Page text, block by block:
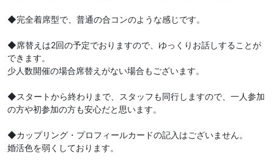
◆完全着席型で、普通の合コンのような感じです。
◆席替えは2回の予定でおりますので、ゆっくりお話しすることが
できます。
少人数開催の場合席替えがない場合もございます。
◆スタートから終わりまで、スタッフも同行しますので、一人参加
の方や初参加の方も安心だと思います。
◆カップリング・プロフィールカードの記入はございません。
婚活色を弱くしております。